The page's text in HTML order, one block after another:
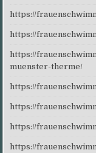
https://
https://
https://
muenster-therme/
https://
https://
https://
https://